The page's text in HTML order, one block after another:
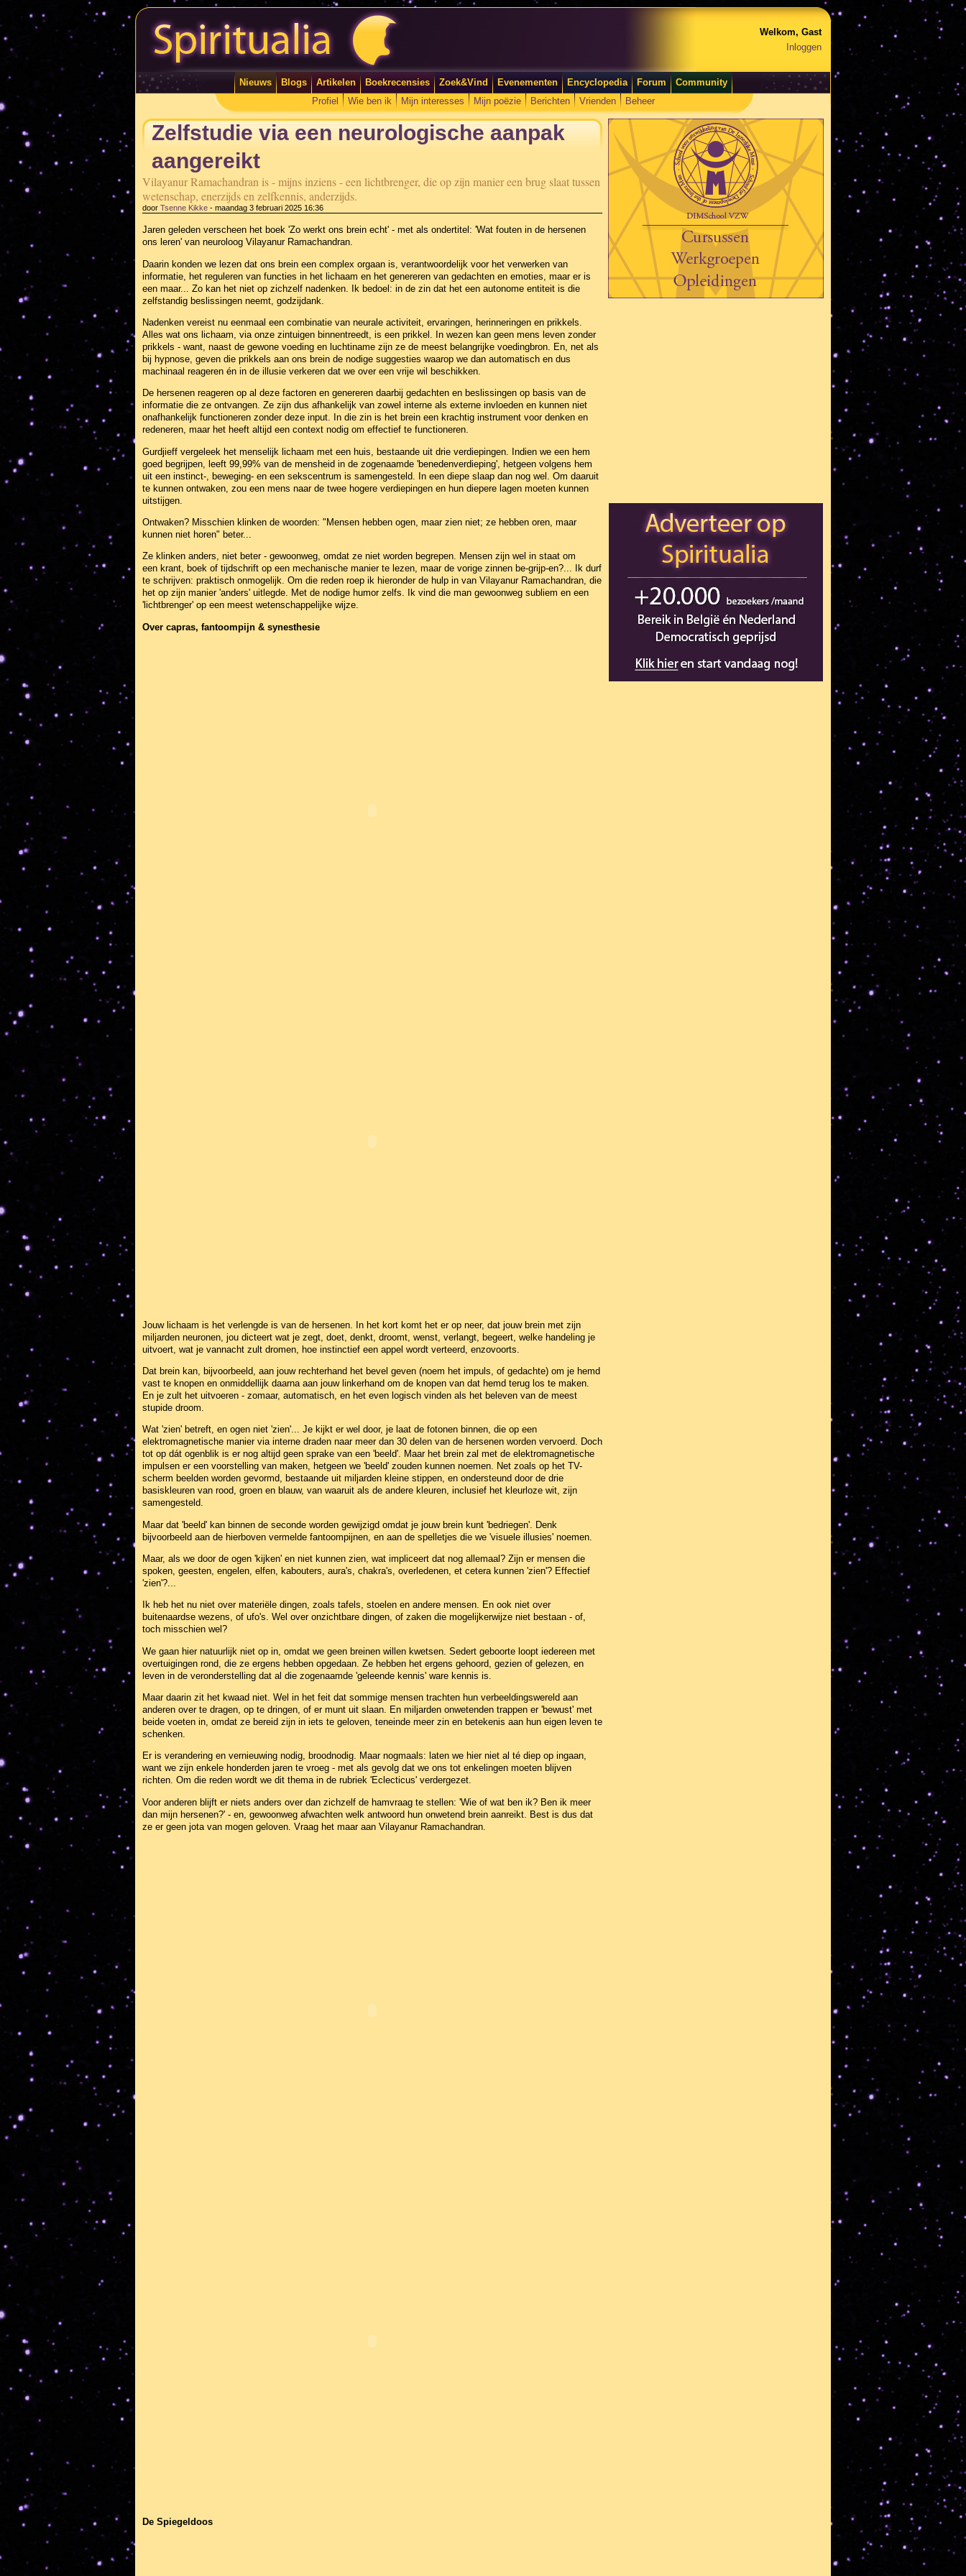
Welkom, Gast
Inloggen
Nieuws Blogs Artikelen Boekrecensies Zoek&Vind Evenementen Encyclopedia Forum
Community
Profiel
Wie ben ik Mijn interesses Mijn poëzie Berichten Vrienden Beheer
Zelfstudie via een neurologische aanpak
aangereikt
Vilayanur Ramachandran is - mijns inziens - een lichtbrenger, die op zijn manier een brug slaat tussen
wetenschap, enerzijds en zelfkennis, anderzijds.
door Tsenne Kikke - maandag 3 februari 2025 16:36
Jaren geleden verscheen het boek 'Zo werkt ons brein echt' - met als ondertitel: 'Wat fouten in de hersenen
ons leren' van neuroloog Vilayanur Ramachandran.
Daarin konden we lezen dat ons brein een complex orgaan is, verantwoordelijk voor het verwerken van
informatie, het reguleren van functies in het lichaam en het genereren van gedachten en emoties, maar er is
een maar... Zo kan het niet op zichzelf nadenken. Ik bedoel: in de zin dat het een autonome entiteit is die
zelfstandig beslissingen neemt, godzijdank.
Nadenken vereist nu eenmaal een combinatie van neurale activiteit, ervaringen, herinneringen en prikkels.
Alles wat ons lichaam, via onze zintuigen binnentreedt, is een prikkel. In wezen kan geen mens leven zonder
prikkels - want, naast de gewone voeding en luchtiname zijn ze de meest belangrijke voedingbron. En, net als
bij hypnose, geven die prikkels aan ons brein de nodige suggesties waarop we dan automatisch en dus
machinaal reageren én in de illusie verkeren dat we over een vrije wil beschikken.
De hersenen reageren op al deze factoren en genereren daarbij gedachten en beslissingen op basis van de
informatie die ze ontvangen. Ze zijn dus afhankelijk van zowel interne als externe invloeden en kunnen niet
onafhankelijk functioneren zonder deze input. In die zin is het brein een krachtig instrument voor denken en
redeneren, maar het heeft altijd een context nodig om effectief te functioneren.
Gurdjieff vergeleek het menselijk lichaam met een huis, bestaande uit drie verdiepingen. Indien we een hem
goed begrijpen, leeft 99,99% van de mensheid in de zogenaamde 'benedenverdieping', hetgeen volgens hem
uit een instinct-, beweging- en een sekscentrum is samengesteld. In een diepe slaap dan nog wel. Om daaruit
te kunnen ontwaken, zou een mens naar de twee hogere verdiepingen en hun diepere lagen moeten kunnen
uitstijgen.
Ontwaken? Misschien klinken de woorden: "Mensen hebben ogen, maar zien niet; ze hebben oren, maar
kunnen niet horen" beter...
Ze klinken anders, niet beter - gewoonweg, omdat ze niet worden begrepen. Mensen zijn wel in staat om
een krant, boek of tijdschrift op een mechanische manier te lezen, maar de vorige zinnen be-grijp-en?... Ik durf
te schrijven: praktisch onmogelijk. Om die reden roep ik hieronder de hulp in van Vilayanur Ramachandran, die
het op zijn manier 'anders' uitlegde. Met de nodige humor zelfs. Ik vind die man gewoonweg subliem en een
'lichtbrenger' op een meest wetenschappelijke wijze.
Over capras, fantoompijn & synesthesie
Jouw lichaam is het verlengde is van de hersenen. In het kort komt het er op neer, dat jouw brein met zijn
miljarden neuronen, jou dicteert wat je zegt, doet, denkt, droomt, wenst, verlangt, begeert, welke handeling je
uitvoert, wat je vannacht zult dromen, hoe instinctief een appel wordt verteerd, enzovoorts.
Dat brein kan, bijvoorbeeld, aan jouw rechterhand het bevel geven (noem het impuls, of gedachte) om je hemd
vast te knopen en onmiddellijk daarna aan jouw linkerhand om de knopen van dat hemd terug los te maken.
En je zult het uitvoeren - zomaar, automatisch, en het even logisch vinden als het beleven van de meest
stupide droom.
Wat 'zien' betreft, en ogen niet 'zien'... Je kijkt er wel door, je laat de fotonen binnen, die op een
elektromagnetische manier via interne draden naar meer dan 30 delen van de hersenen worden vervoerd. Doch
tot op dát ogenblik is er nog altijd geen sprake van een 'beeld'. Maar het brein zal met de elektromagnetische
impulsen er een voorstelling van maken, hetgeen we 'beeld' zouden kunnen noemen. Net zoals op het TV-
scherm beelden worden gevormd, bestaande uit miljarden kleine stippen, en ondersteund door de drie
basiskleuren van rood, groen en blauw, van waaruit als de andere kleuren, inclusief het kleurloze wit, zijn
samengesteld.
Maar dat 'beeld' kan binnen de seconde worden gewijzigd omdat je jouw brein kunt 'bedriegen'. Denk
bijvoorbeeld aan de hierboven vermelde fantoompijnen, en aan de spelletjes die we 'visuele illusies' noemen.
Maar, als we door de ogen 'kijken' en niet kunnen zien, wat impliceert dat nog allemaal? Zijn er mensen die
spoken, geesten, engelen, elfen, kabouters, aura's, chakra's, overledenen, et cetera kunnen 'zien'? Effectief
'zien'?...
Ik heb het nu niet over materiële dingen, zoals tafels, stoelen en andere mensen. En ook niet over
buitenaardse wezens, of ufo's. Wel over onzichtbare dingen, of zaken die mogelijkerwijze niet bestaan - of,
toch misschien wel?
We gaan hier natuurlijk niet op in, omdat we geen breinen willen kwetsen. Sedert geboorte loopt iedereen met
overtuigingen rond, die ze ergens hebben opgedaan. Ze hebben het ergens gehoord, gezien of gelezen, en
leven in de veronderstelling dat al die zogenaamde 'geleende kennis' ware kennis is.
Maar daarin zit het kwaad niet. Wel in het feit dat sommige mensen trachten hun verbeeldingswereld aan
anderen over te dragen, op te dringen, of er munt uit slaan. En miljarden onwetenden trappen er 'bewust' met
beide voeten in, omdat ze bereid zijn in iets te geloven, teneinde meer zin en betekenis aan hun eigen leven te
schenken.
Er is verandering en vernieuwing nodig, broodnodig. Maar nogmaals: laten we hier niet al té diep op ingaan,
want we zijn enkele honderden jaren te vroeg - met als gevolg dat we ons tot enkelingen moeten blijven
richten. Om die reden wordt we dit thema in de rubriek 'Eclecticus' verdergezet.
Voor anderen blijft er niets anders over dan zichzelf de hamvraag te stellen: 'Wie of wat ben ik? Ben ik meer
dan mijn hersenen?' - en, gewoonweg afwachten welk antwoord hun onwetend brein aanreikt. Best is dus dat
ze er geen jota van mogen geloven. Vraag het maar aan Vilayanur Ramachandran.
De Spiegeldoos